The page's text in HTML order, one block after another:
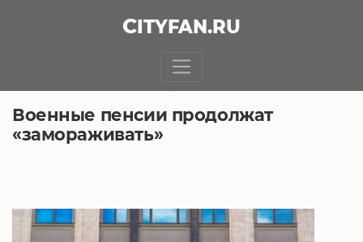
CITYFAN.RU
Военные пенсии продолжат
«замораживать»